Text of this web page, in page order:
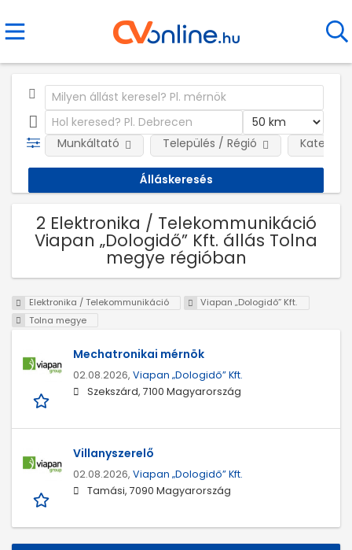
Munkáltató Település / Régió
2 Elektronika / Telekommunikáció
Viapan „Dologidő” Kft. állás Tolna
megye régióban
Elektronika / Telekommunikáció
Viapan „Dologidő” Kft.
Tolna megye
Mechatronikai mérnök
02.08.2026, Viapan „Dologidő” Kft.
Szekszárd, 7100 Magyarország
Villanyszerelő
02.08.2026, Viapan „Dologidő” Kft.
Tamási, 7090 Magyarország